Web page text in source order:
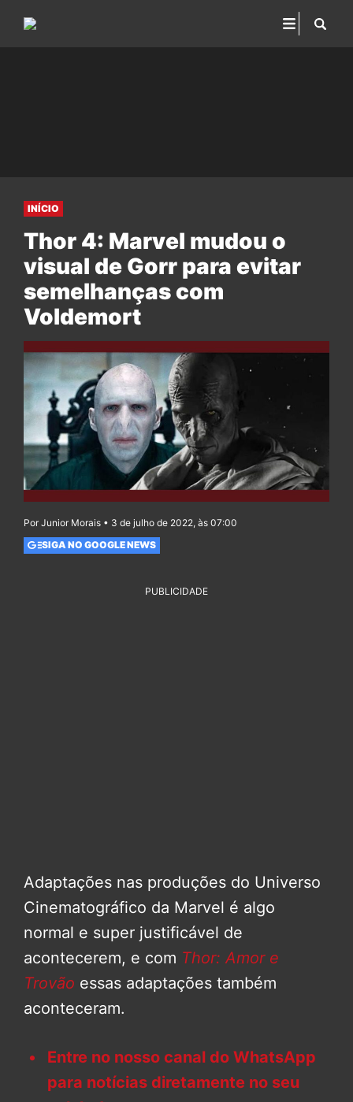
INÍCIO
Thor 4: Marvel mudou o
visual de Gorr para evitar
semelhanças com
Voldemort
Por Junior Morais • 3 de julho de 2022, às 07:00
SIGA NO GOOGLE NEWS
PUBLICIDADE
Adaptações nas produções do Universo
Cinematográfico da Marvel é algo
normal e super justificável de
acontecerem, e com Thor: Amor e
Trovão essas adaptações também
aconteceram.
Entre no nosso canal do WhatsApp
para notícias diretamente no seu